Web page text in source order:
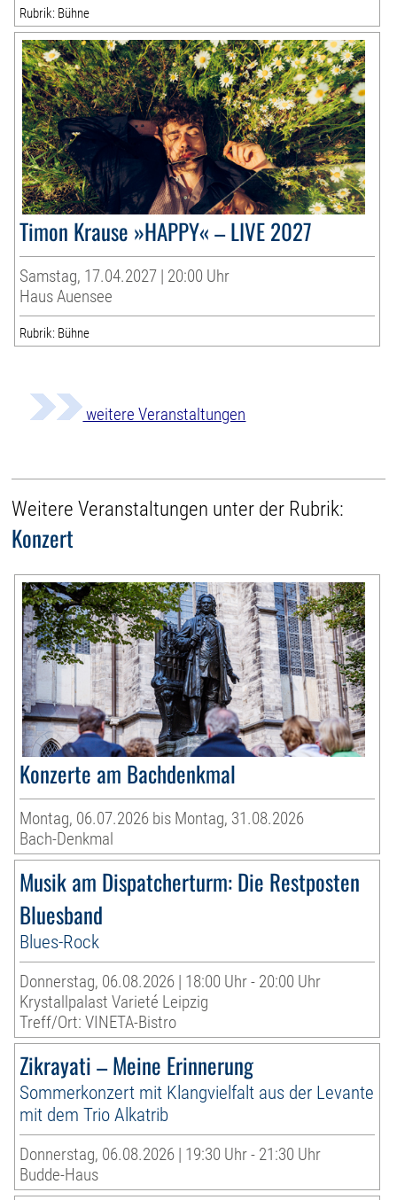
Rubrik: Bühne
Timon Krause »HAPPY« – LIVE 2027
Samstag, 17.04.2027 | 20:00 Uhr
Haus Auensee
Rubrik: Bühne
weitere Veranstaltungen
Weitere Veranstaltungen unter der Rubrik:
Konzert
Konzerte am Bachdenkmal
Montag, 06.07.2026 bis Montag, 31.08.2026
Bach-Denkmal
Musik am Dispatcherturm: Die Restposten
Bluesband
Blues-Rock
Donnerstag, 06.08.2026 | 18:00 Uhr - 20:00 Uhr
Krystallpalast Varieté Leipzig
Treff/Ort: VINETA-Bistro
Zikrayati – Meine Erinnerung
Sommerkonzert mit Klangvielfalt aus der Levante
mit dem Trio Alkatrib
Donnerstag, 06.08.2026 | 19:30 Uhr - 21:30 Uhr
Budde-Haus